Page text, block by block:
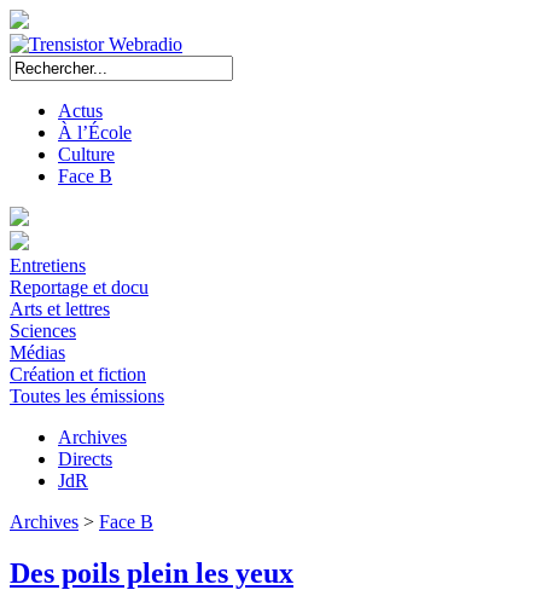
Actus
À l’École
Culture
Face B
Entretiens
Reportage et docu
Arts et lettres
Sciences
Médias
Création et fiction
Toutes les émissions
Archives
Directs
JdR
Archives > Face B
Des poils plein les yeux